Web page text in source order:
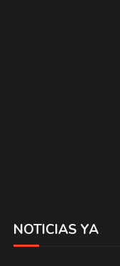
NOTICIAS YA